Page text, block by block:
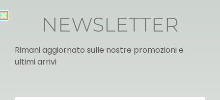
NEWSLETTER
Rimani aggiornato sulle nostre promozioni e
ultimi arrivi